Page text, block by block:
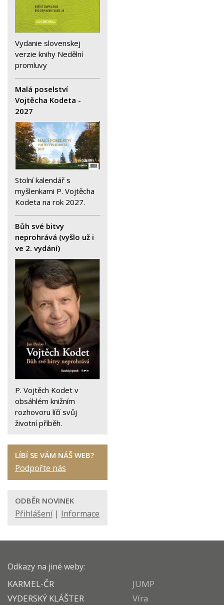
Vydanie slovenskej
verzie knihy Nedělní
promluvy
Malá poselství
Vojtěcha Kodeta -
2027
Stolní kalendář s
myšlenkami P. Vojtěcha
Kodeta na rok 2027.
Bůh své bitvy
neprohrává (vyšlo už i
ve 2. vydání)
P. Vojtěch Kodet v
obsáhlém knižním
rozhovoru líčí svůj
životní příběh.
LÍBÍ SE VÁM NÁŠ WEB?
Podpořte nás
ODBĚR NOVINEK
Přihlášení| Informace
Odkazy na jiné weby:
KARMEL-ČR
VYDERSKÝ KLÁŠTER
JUMP
Víra